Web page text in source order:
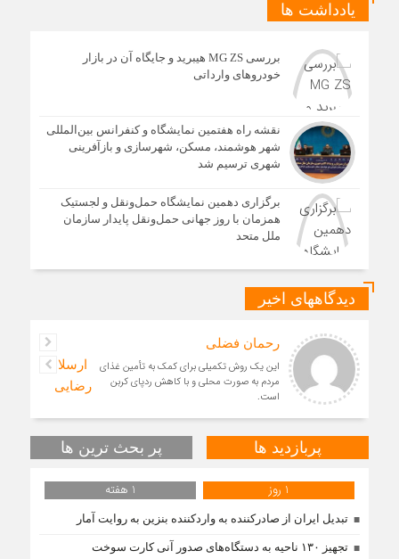
یادداشت ها
بررسی MG ZS هیبرید و جایگاه آن در بازار
خودروهای وارداتی
نقشه راه هفتمین نمایشگاه و کنفرانس بین‌المللی
شهر هوشمند، مسکن، شهرسازی و بازآفرینی
شهری ترسیم شد
برگزاری دهمین نمایشگاه حمل‌ونقل و لجستیک
همزمان با روز جهانی حمل‌ونقل پایدار سازمان
ملل متحد
دیدگاههای اخیر
رحمان فضلی
این یک روش تکمیلی برای کمک به تأمین غذای
مردم به صورت محلی و با کاهش ردپای کربن
است.
ارسلان
رضایی
به گفته محققان، با انتقال بخشی از بار رشد
محصولات زراعی جهان به مناطق شهری و مناطق
دیگر می‌توان زمین را از وضع
بله دیدگاه شما کاملا درست است. آمار و ارقام
محمد
پربازدید ها پر بحث ترین ها
1 روز 1 هفته
تبدیل ایران از صادرکننده به واردکننده بنزین به روایت آمار
تجهیز ۱۳۰ ناحیه به دستگاه‌های صدور آنی کارت سوخت